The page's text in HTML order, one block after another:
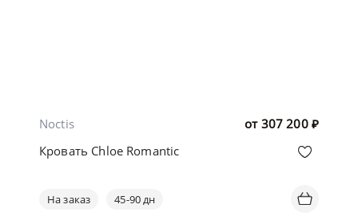
от 307 200 ₽
Noctis
Кровать Chloe Romantic
На заказ 45-90 дн